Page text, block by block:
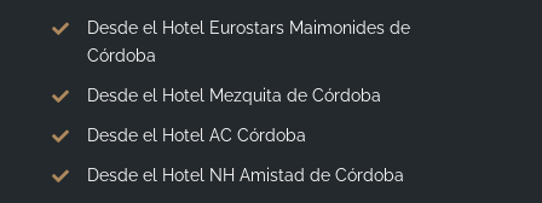
Desde el Hotel Eurostars Maimonides de
Córdoba
Desde el Hotel Mezquita de Córdoba
Desde el Hotel AC Córdoba
Desde el Hotel NH Amistad de Córdoba